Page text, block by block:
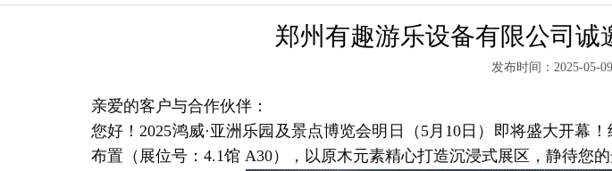
郑州有趣游乐设备有限公司诚
发布时间：2025-05-09
亲爱的客户与合作伙伴：
您好！2025鸿威·亚洲乐园及景点博览会明日（5月10日）即将盛大开幕
布置（展位号：4.1馆 A30），以原木元素精心打造沉浸式展区，静待您的